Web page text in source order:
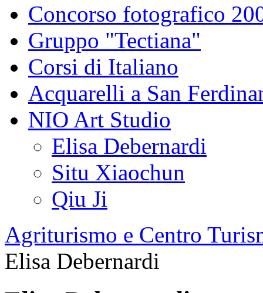
Concorso fotografico
Gruppo "Tectiana"
Corsi di Italiano
Acquarelli a San
NIO Art Studio
Elisa Debernardi
Situ Xiaochun
Qiu Ji
Agriturismo e Centro
Elisa Debernardi